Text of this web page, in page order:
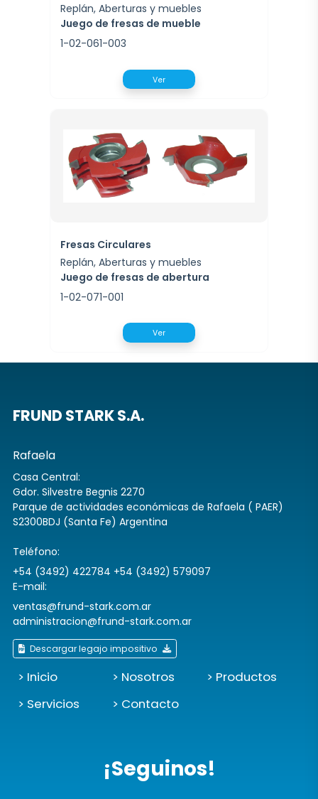
Replán, Aberturas y muebles
Juego de fresas de mueble
1-02-061-003
Ver
Fresas Circulares
Replán, Aberturas y muebles
Juego de fresas de abertura
1-02-071-001
Ver
FRUND STARK S.A.
Rafaela
Casa Central:
Gdor. Silvestre Begnis 2270
Parque de actividades económicas de Rafaela ( PAER)
S2300BDJ (Santa Fe) Argentina
Teléfono:
+54 (3492) 422784 +54 (3492) 579097
E-mail:
ventas@frund-stark.com.ar
administracion@frund-stark.com.ar
Descargar legajo impositivo
> Inicio > Nosotros
> Productos
> Servicios
> Contacto
¡Seguinos!